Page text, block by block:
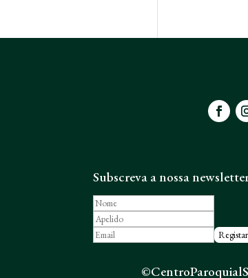
Subscreva a nossa